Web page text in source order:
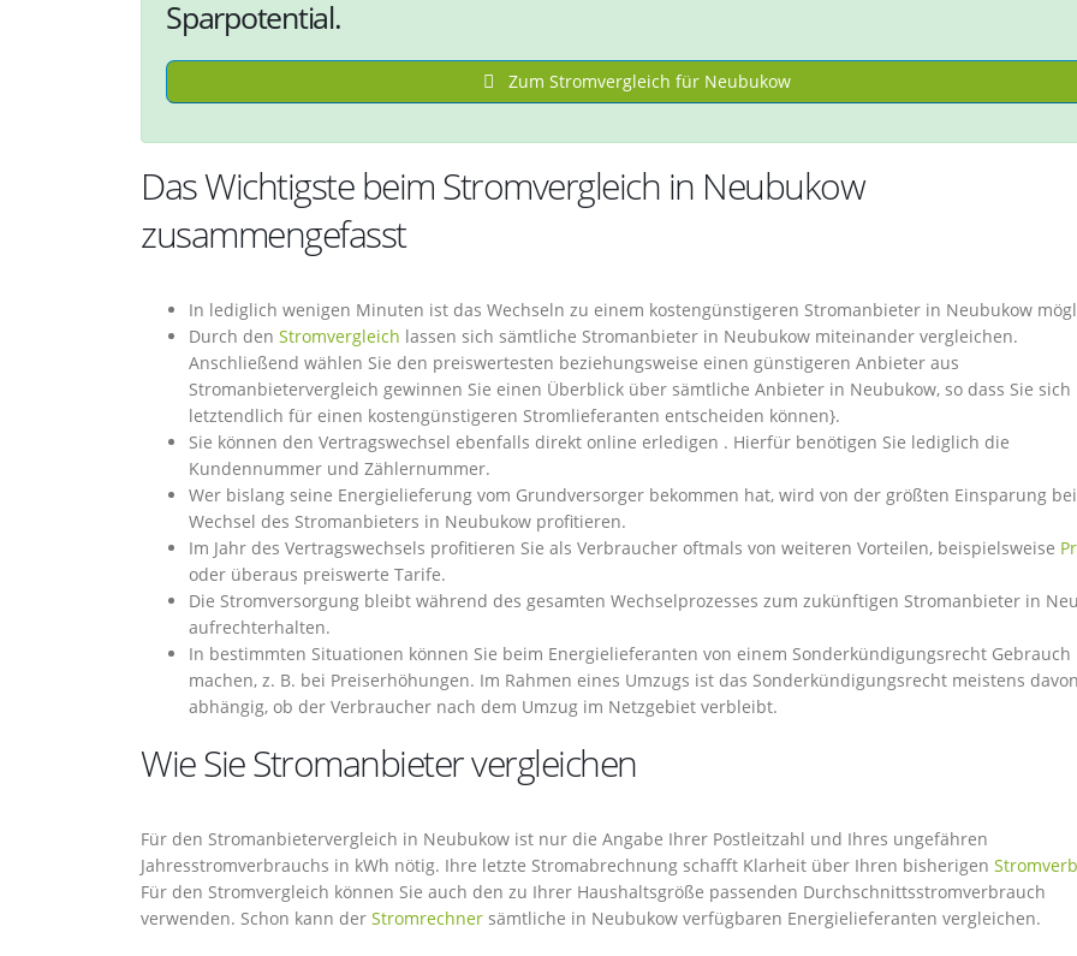
Sparpotential.
Zum Stromvergleich für Neubukow
Das Wichtigste beim Stromvergleich in Neubukow
zusammengefasst
In lediglich wenigen Minuten ist das Wechseln zu einem kostengünstigeren Stromanbieter in Neubukow
Durch den Stromvergleich lassen sich sämtliche Stromanbieter in Neubukow miteinander vergleichen.
Anschließend wählen Sie den preiswertesten beziehungsweise einen günstigeren Anbieter aus
Stromanbietervergleich gewinnen Sie einen Überblick über sämtliche Anbieter in Neubukow, so dass Sie sich
letztendlich für einen kostengünstigeren Stromlieferanten entscheiden können}.
Sie können den Vertragswechsel ebenfalls direkt online erledigen . Hierfür benötigen Sie lediglich die
Kundennummer und Zählernummer.
Wer bislang seine Energielieferung vom Grundversorger bekommen hat, wird von der größten Einsparung
Wechsel des Stromanbieters in Neubukow profitieren.
Im Jahr des Vertragswechsels profitieren Sie als Verbraucher oftmals von weiteren Vorteilen, beispielsweise
oder überaus preiswerte Tarife.
Die Stromversorgung bleibt während des gesamten Wechselprozesses zum zukünftigen Stromanbieter in
aufrechterhalten.
In bestimmten Situationen können Sie beim Energielieferanten von einem Sonderkündigungsrecht Gebrauch
machen, z. B. bei Preiserhöhungen. Im Rahmen eines Umzugs ist das Sonderkündigungsrecht meistens davon
abhängig, ob der Verbraucher nach dem Umzug im Netzgebiet verbleibt.
Wie Sie Stromanbieter vergleichen
Für den Stromanbietervergleich in Neubukow ist nur die Angabe Ihrer Postleitzahl und Ihres ungefähren
Jahresstromverbrauchs in kWh nötig. Ihre letzte Stromabrechnung schafft Klarheit über Ihren bisherigen
Für den Stromvergleich können Sie auch den zu Ihrer Haushaltsgröße passenden Durchschnittsstromverbrauch
verwenden. Schon kann der Stromrechner sämtliche in Neubukow verfügbaren Energielieferanten vergleichen.